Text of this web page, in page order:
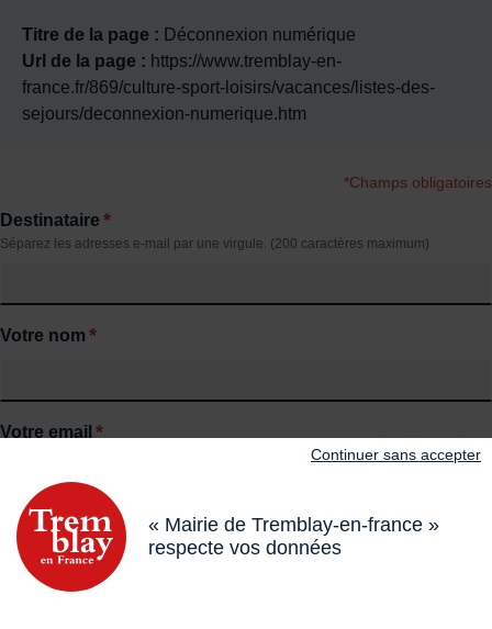
« Mairie de Tremblay-en-france »
respecte vos données
Continuer sans accepter
Titre de la page : Déconnexion numérique
Url de la page : https://www.tremblay-en-
france.fr/869/culture-sport-loisirs/vacances/listes-des-
sejours/deconnexion-numerique.htm
*Champs obligatoires
Destinataire *
Séparez les adresses e-mail par une virgule. (200 caractères maximum)
Votre nom *
Votre email *
Votre message